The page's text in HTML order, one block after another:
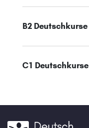
B2 Deutschkurse
C1 Deutschkurse